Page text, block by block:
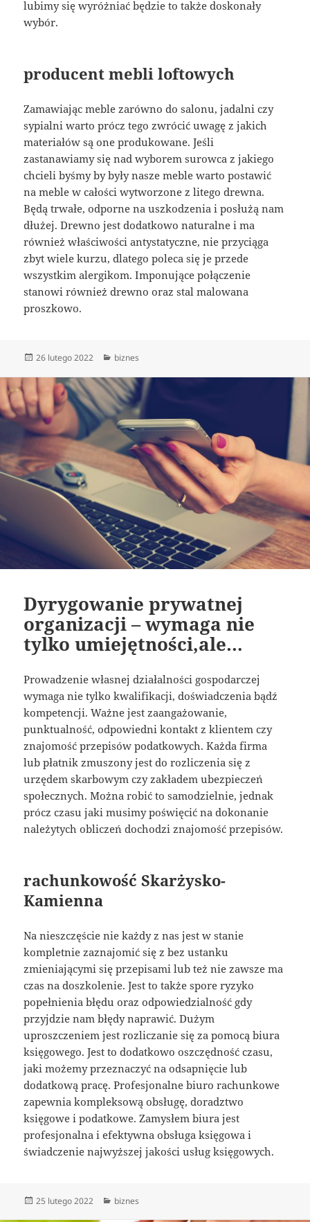
lubimy się wyróżniać będzie to także doskonały
wybór.
producent mebli loftowych
Zamawiając meble zarówno do salonu, jadalni czy
sypialni warto prócz tego zwrócić uwagę z jakich
materiałów są one produkowane. Jeśli
zastanawiamy się nad wyborem surowca z jakiego
chcieli byśmy by były nasze meble warto postawić
na meble w całości wytworzone z litego drewna.
Będą trwałe, odporne na uszkodzenia i posłużą nam
dłużej. Drewno jest dodatkowo naturalne i ma
również właściwości antystatyczne, nie przyciąga
zbyt wiele kurzu, dlatego poleca się je przede
wszystkim alergikom. Imponujące połączenie
stanowi również drewno oraz stal malowana
proszkowo.
Data
26 lutego 2022 Kategorie
biznes
Dyrygowanie prywatnej
organizacji – wymaga nie
tylko umiejętności,ale…
Prowadzenie własnej działalności gospodarczej
wymaga nie tylko kwalifikacji, doświadczenia bądź
kompetencji. Ważne jest zaangażowanie,
punktualność, odpowiedni kontakt z klientem czy
znajomość przepisów podatkowych. Każda firma
lub płatnik zmuszony jest do rozliczenia się z
urzędem skarbowym czy zakładem ubezpieczeń
społecznych. Można robić to samodzielnie, jednak
prócz czasu jaki musimy poświęcić na dokonanie
należytych obliczeń dochodzi znajomość przepisów.
rachunkowość Skarżysko-
Kamienna
Na nieszczęście nie każdy z nas jest w stanie
kompletnie zaznajomić się z bez ustanku
zmieniającymi się przepisami lub też nie zawsze ma
czas na doszkolenie. Jest to także spore ryzyko
popełnienia błędu oraz odpowiedzialność gdy
przyjdzie nam błędy naprawić. Dużym
uproszczeniem jest rozliczanie się za pomocą biura
księgowego. Jest to dodatkowo oszczędność czasu,
jaki możemy przeznaczyć na odsapnięcie lub
dodatkową pracę. Profesjonalne biuro rachunkowe
zapewnia kompleksową obsługę, doradztwo
księgowe i podatkowe. Zamysłem biura jest
profesjonalna i efektywna obsługa księgowa i
świadczenie najwyższej jakości usług księgowych.
Data
25 lutego 2022 Kategorie
biznes